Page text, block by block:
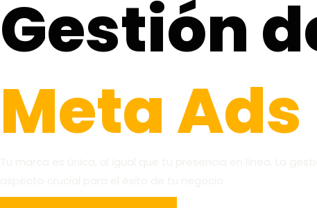
Gestión
Meta Ads